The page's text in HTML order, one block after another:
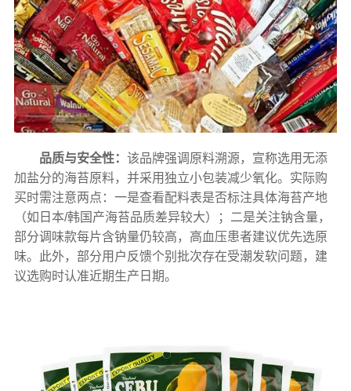
品质与安全性： 该品牌强调原料溯源，宣称选用无添
加盐分的海苔原料，并采用独立小包装减少氧化。实际购
买时需注意两点：一是查看配料表是否标注具体海苔产地
（如日本/韩国产海苔品质差异较大）；二是关注钠含量，
部分调味款每片含钠量仍较高，高血压患者建议优先选原
味。此外，部分用户反馈个别批次存在受潮发软问题，建
议选购时认准近期生产日期。